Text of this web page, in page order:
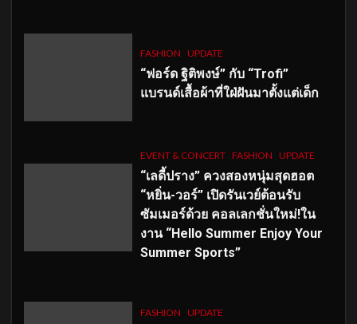
FASHION UPDATE
“ฟอร์ด ฐิติพงษ์” กับ “Trofi”
แบรนด์เสื้อผ้าที่ใฝ่ฝันมาตั้งแต่เด็ก
EVENT & CONCERT FASHION UPDATE
“เลดี้ปราง” ควงสองหนุ่มสุดฮอต
“หยิ่น-วอร์” เปิดรันเวย์ต้อนรับ
ซัมเมอร์ด้วย คอลเลกชั่นใหม่!ใน
งาน “Hello Summer Enjoy Your
Summer Sports”
FASHION UPDATE